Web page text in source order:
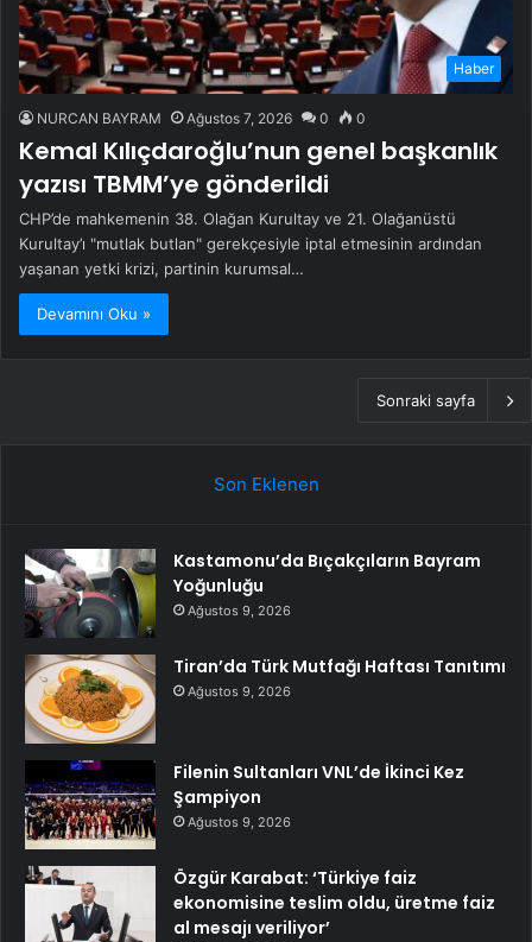
Haber
NURCAN BAYRAM Ağustos 7, 2026 0 0
Kemal Kılıçdaroğlu’nun genel başkanlık
yazısı TBMM’ye gönderildi
CHP’de mahkemenin 38. Olağan Kurultay ve 21. Olağanüstü
Kurultay’ı "mutlak butlan" gerekçesiyle iptal etmesinin ardından
yaşanan yetki krizi, partinin kurumsal…
Devamını Oku »
Sonraki sayfa
Son Eklenen
Kastamonu’da Bıçakçıların Bayram
Yoğunluğu
Ağustos 9, 2026
Tiran’da Türk Mutfağı Haftası Tanıtımı
Ağustos 9, 2026
Filenin Sultanları VNL’de İkinci Kez
Şampiyon
Ağustos 9, 2026
Özgür Karabat: ‘Türkiye faiz
ekonomisine teslim oldu, üretme faiz
al mesajı veriliyor’